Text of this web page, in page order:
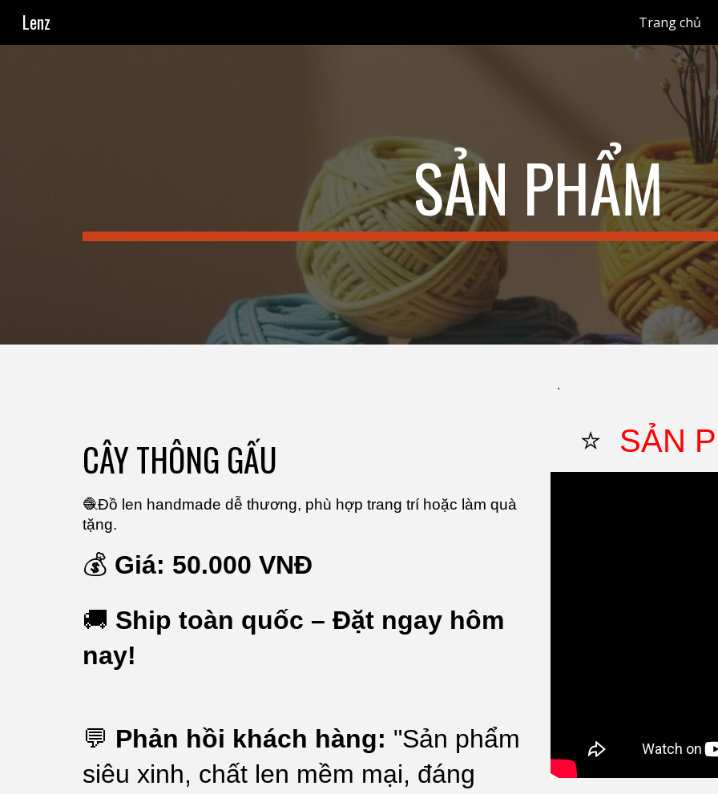
Skip to
Lenz Trang chủ
SẢN PHẨM
CÂY THÔNG GẤU
🧶Đồ len handmade dễ thương, phù hợp trang trí hoặc làm quà
tặng.
💰 Giá: 50.000 VNĐ
🚚 Ship toàn quốc – Đặt ngay hôm
nay!
💬 Phản hồi khách hàng: "Sản phẩm
siêu xinh, chất len mềm mại, đáng
.
⭐ SẢN